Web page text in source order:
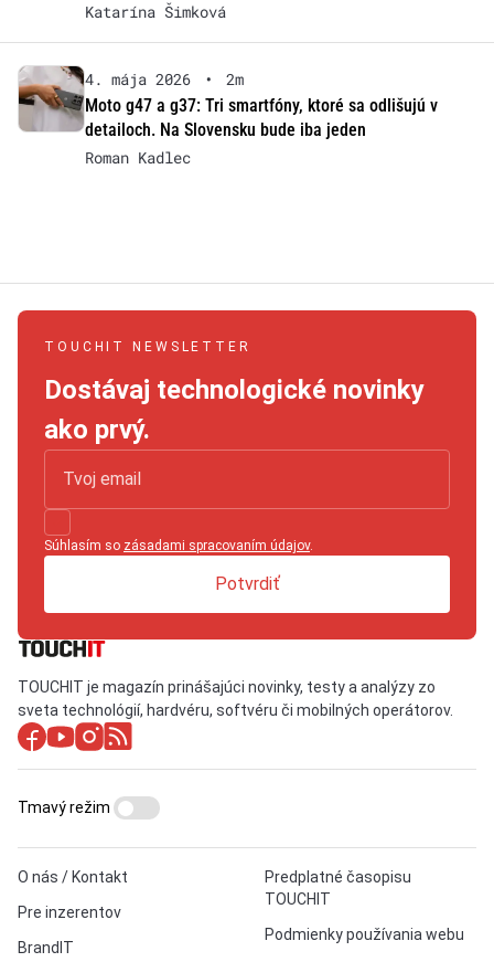
Katarína Šimková
4. mája 2026 •
2m
Moto g47 a g37: Tri smartfóny, ktoré sa odlišujú v
detailoch. Na Slovensku bude iba jeden
Roman Kadlec
TOUCHIT NEWSLETTER
Dostávaj technologické novinky
ako prvý.
Súhlasím so zásadami spracovaním údajov.
Potvrdiť
TOUCHIT je magazín prinášajúci novinky, testy a analýzy zo
sveta technológií, hardvéru, softvéru či mobilných operátorov.
O nás / Kontakt
Pre inzerentov
BrandIT
Predplatné časopisu
TOUCHIT
Podmienky používania webu
Tmavý režim